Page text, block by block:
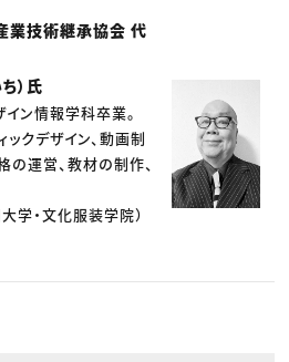
業技術継承協会 代
）氏
ン情報学科卒業。
ックデザイン、動画制
の運営、教材の制作、
学・文化服装学院）